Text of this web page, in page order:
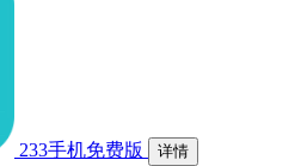
233手机免费版 详情